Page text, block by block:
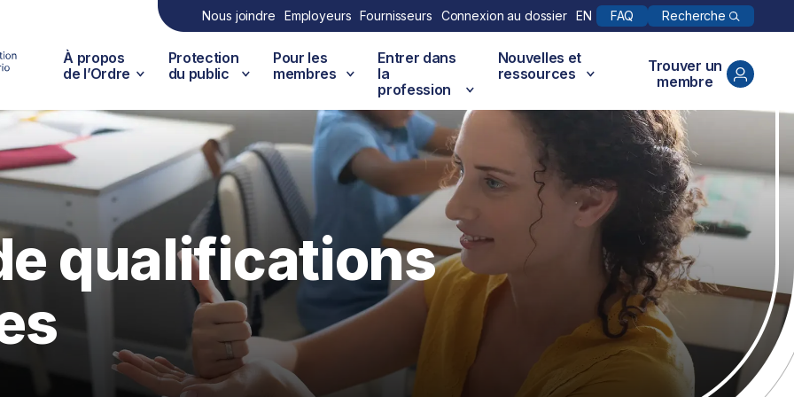
Nous joindre Employeurs Fournisseurs Connexion au dossier EN FAQ Recherche
À propos
de l’Ordre
Protection
du public
Pour les
membres
Entrer dans
la
profession
Nouvelles et
ressources
Trouver un
membre
qualifications